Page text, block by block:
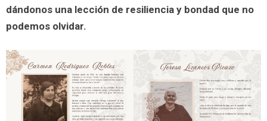
dándonos una lección de resiliencia y bondad que no
podemos olvidar.